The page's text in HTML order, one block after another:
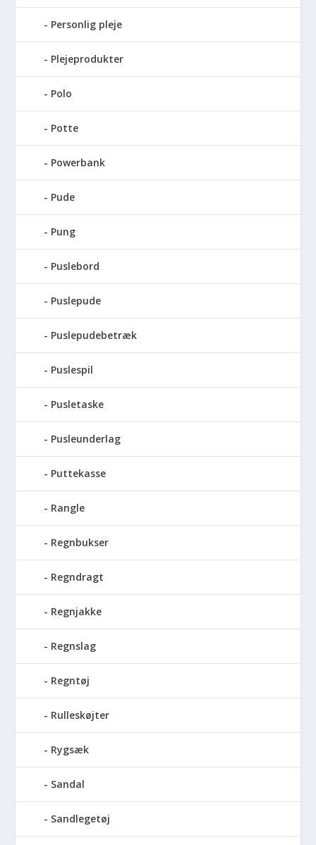
Personlig pleje
Plejeprodukter
Polo
Potte
Powerbank
Pude
Pung
Puslebord
Puslepude
Puslepudebetræk
Puslespil
Pusletaske
Pusleunderlag
Puttekasse
Rangle
Regnbukser
Regndragt
Regnjakke
Regnslag
Regntøj
Rulleskøjter
Rygsæk
Sandal
Sandlegetøj